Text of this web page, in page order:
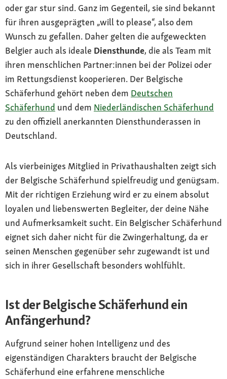
oder gar stur sind. Ganz im Gegenteil, sie sind bekannt
für ihren ausgeprägten „will to please“, also dem
Wunsch zu gefallen. Daher gelten die aufgeweckten
Belgier auch als ideale Diensthunde, die als Team mit
ihren menschlichen Partner:innen bei der Polizei oder
im Rettungsdienst kooperieren. Der Belgische
Schäferhund gehört neben dem Deutschen
Schäferhund und dem Niederländischen Schäferhund
zu den offiziell anerkannten Diensthunderassen in
Deutschland.
Als vierbeiniges Mitglied in Privathaushalten zeigt sich
der Belgische Schäferhund spielfreudig und genügsam.
Mit der richtigen Erziehung wird er zu einem absolut
loyalen und liebenswerten Begleiter, der deine Nähe
und Aufmerksamkeit sucht. Ein Belgischer Schäferhund
eignet sich daher nicht für die Zwingerhaltung, da er
seinen Menschen gegenüber sehr zugewandt ist und
sich in ihrer Gesellschaft besonders wohlfühlt.
Ist der Belgische Schäferhund ein
Anfängerhund?
Aufgrund seiner hohen Intelligenz und des
eigenständigen Charakters braucht der Belgische
Schäferhund eine erfahrene menschliche